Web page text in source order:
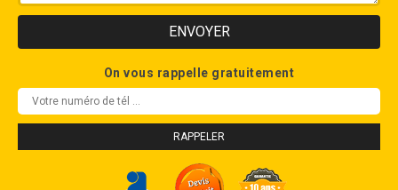
On vous rappelle gratuitement